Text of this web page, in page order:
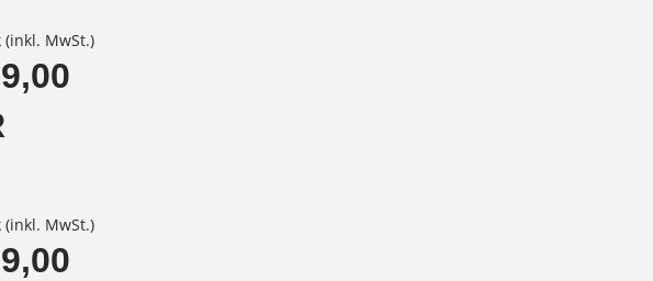
(inkl. MwSt.)
(inkl. MwSt.)